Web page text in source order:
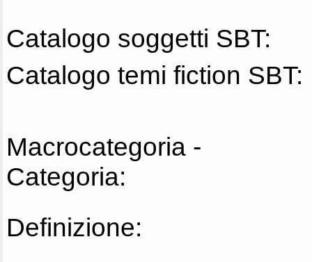
Catalogo soggetti SBT:
Catalogo temi fiction SBT:
Macrocategoria -
Categoria:
Definizione: